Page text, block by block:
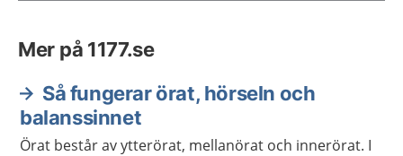
Mer på 1177.se
Så fungerar örat, hörseln och
balanssinnet
Örat består av ytterörat, mellanörat och innerörat. I